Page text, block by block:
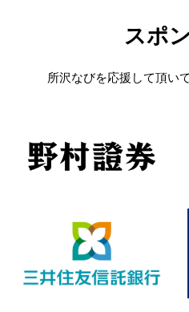
スポ
所沢なびを応援して頂い